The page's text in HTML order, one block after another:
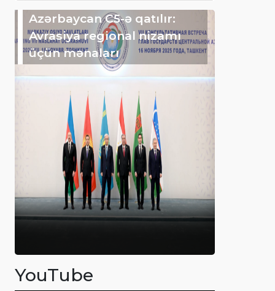
Azərbaycan C5-ə qatılır:
Avrasiya regional nizamı
üçün mənaları
YouTube